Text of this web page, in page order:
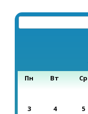
Пн
Вт Ср
3
4 5